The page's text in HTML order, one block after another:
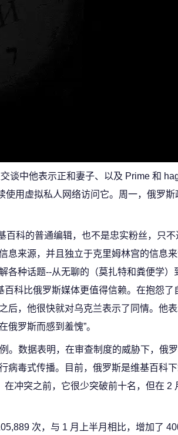
谈中他表示正和妻子、以及 Prime 和
使用虚拟私人网络访问它。周一，俄罗斯
百科的普通编辑，也不是忠实粉丝，只不
息来源，并且独立于克里姆林宫的信息
各种话题--从无聊的（莫扎特和粪便学）
百科比俄罗斯媒体更值得信赖。在抱怨了
后，他很快就对乌克兰表示了同情。他表
俄罗斯而感到羞愧”。
。数据表明，在审查制度的威胁下，俄
病毒式传播。目前，俄罗斯是维基百科
在冲突之前，它很少突破前十名，但在 2
次，与 1 月上半月相比，增加了